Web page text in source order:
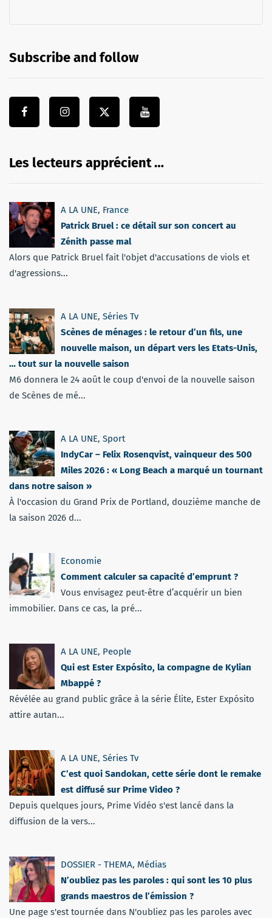
Subscribe and follow
Les lecteurs apprécient …
A LA UNE, France
Patrick Bruel : ce détail sur son concert au
Zénith passe mal
Alors que Patrick Bruel fait l'objet d'accusations de viols et
d'agressions...
A LA UNE, Séries Tv
Scènes de ménages : le retour d’un fils, une
nouvelle maison, un départ vers les Etats-Unis,
… tout sur la nouvelle saison
M6 donnera le 24 août le coup d'envoi de la nouvelle saison
de Scènes de mé...
A LA UNE, Sport
IndyCar – Felix Rosenqvist, vainqueur des 500
Miles 2026 : « Long Beach a marqué un tournant
dans notre saison »
À l'occasion du Grand Prix de Portland, douzième manche de
la saison 2026 d...
Economie
Comment calculer sa capacité d’emprunt ?
Vous envisagez peut-être d’acquérir un bien
immobilier. Dans ce cas, la pré...
A LA UNE, People
Qui est Ester Expósito, la compagne de Kylian
Mbappé ?
Révélée au grand public grâce à la série Élite, Ester Expósito
attire autan...
A LA UNE, Séries Tv
C’est quoi Sandokan, cette série dont le remake
est diffusé sur Prime Video ?
Depuis quelques jours, Prime Vidéo s'est lancé dans la
diffusion de la vers...
DOSSIER - THEMA, Médias
N’oubliez pas les paroles : qui sont les 10 plus
grands maestros de l’émission ?
Une page s'est tournée dans N'oubliez pas les paroles avec